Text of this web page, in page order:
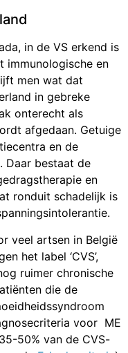
in de VS erkend is
immunologische en
men wat dat
in gebreke
onterecht als
afgedaan. Getuige
en de
Daar bestaat de
en
ronduit schadelijk is
veel artsen in België
het label ‘CVS’,
ruimer chronische
die de
voor ME
50% van de CVS-